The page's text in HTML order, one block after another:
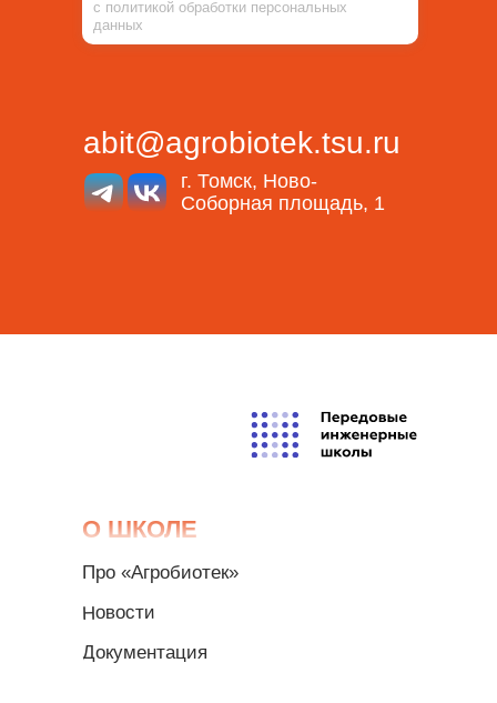
с политикой обработки персональных
данных
abit@agrobiotek.tsu.ru
г. Томск, Ново-
Соборная площадь, 1
Про «Агробиотек»
Новости
Документация
О ШКОЛЕ